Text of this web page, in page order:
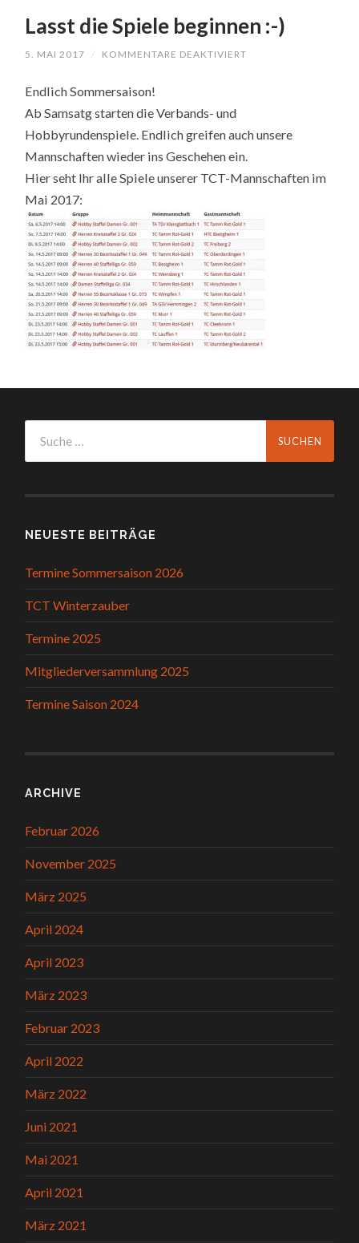
Lasst die Spiele beginnen :-)
5. MAI 2017 / KOMMENTARE DEAKTIVIERT
Endlich Sommersaison!
Ab Samsatg starten die Verbands- und
Hobbyrundenspiele. Endlich greifen auch unsere
Mannschaften wieder ins Geschehen ein.
Hier seht Ihr alle Spiele unserer TCT-Mannschaften im
Mai 2017:
NEUESTE BEITRÄGE
Termine Sommersaison 2026
TCT Winterzauber
Termine 2025
Mitgliederversammlung 2025
Termine Saison 2024
ARCHIVE
Februar 2026
November 2025
März 2025
April 2024
April 2023
März 2023
Februar 2023
April 2022
März 2022
Juni 2021
Mai 2021
April 2021
März 2021